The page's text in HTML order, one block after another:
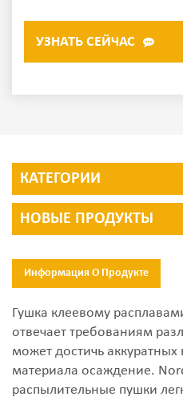
УЗНАТЬ СЕЙЧАС
КАТЕГОРИИ
НОВЫЕ ПРОДУКТЫ
Информация О Продукте
Гушка клеевому
отвечает требованиям
может достичь аккуратных
материала осаждение.
распылительные пушки